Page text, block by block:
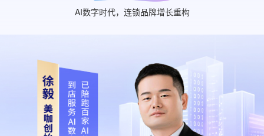
AI数字时代，连锁品牌增长重构